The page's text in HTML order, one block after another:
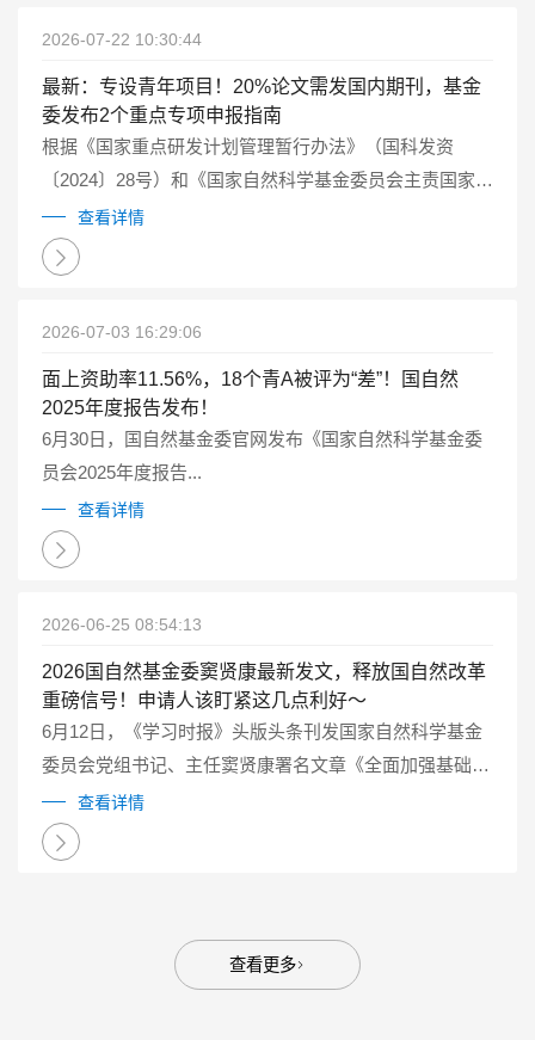
2026-07-22 10:30:44
最新：专设青年项目！20%论文需发国内期刊，基金
委发布2个重点专项申报指南
根据《国家重点研发计划管理暂行办法》（国科发资
〔2024〕28号）和《国家自然科学基金委员会主责国家重
点研发计划重点专项管理实施细则（试行）》（国科金发
计〔2025〕1号）有关要求...
查看详情
2026-07-03 16:29:06
面上资助率11.56%，18个青A被评为“差”！国自然
2025年度报告发布！
6月30日，国自然基金委官网发布《国家自然科学基金委
员会2025年度报告...
查看详情
2026-06-25 08:54:13
2026国自然基金委窦贤康最新发文，释放国自然改革
重磅信号！申请人该盯紧这几点利好～
6月12日，《学习时报》头版头条刊发国家自然科学基金
委员会党组书记、主任窦贤康署名文章《全面加强基础研
究 打牢科技强国建设根基》。这篇长文系统阐述了新时
代“为什么要加强基础研究”“如何加强基础研究”等重大理
论和实践问题。...
查看详情
查看更多